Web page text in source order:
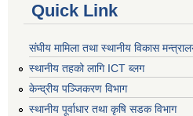
Quick Link
संघीय मामिला तथा स्थानीय विकास
स्थानीय तहको लागि ICT ब्लग
केन्द्रीय पञ्जिकरण विभाग
स्थानीय पूर्वाधार तथा कृषि सडक विभाग